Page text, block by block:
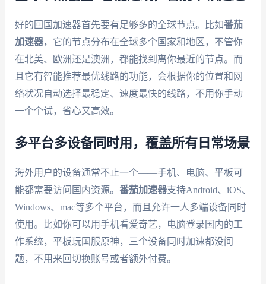
好的回国加速器首先要有足够多的全球节点。比如番茄
加速器，它的节点分布在全球多个国家和地区，不管你
在北美、欧洲还是澳洲，都能找到离你最近的节点。而
且它有智能推荐最优线路的功能，会根据你的位置和网
络状况自动选择最稳定、速度最快的线路，不用你手动
一个个试，省心又高效。
多平台多设备同时用，覆盖所有日常场景
海外用户的设备通常不止一个——手机、电脑、平板可
能都需要访问国内资源。 番茄加速器支持Android、iOS、
Windows、mac等多个平台，而且允许一人多端设备同时
使用。比如你可以用手机看爱奇艺，电脑登录国内的工
作系统，平板玩国服原神，三个设备同时加速都没问
题，不用来回切换账号或者额外付费。